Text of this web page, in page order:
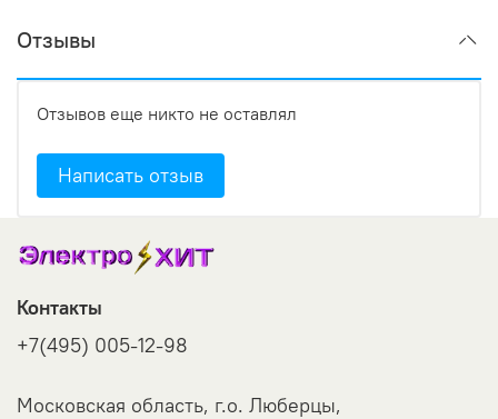
Отзывы
Отзывов еще никто не оставлял
Написать отзыв
Контакты
+7(495) 005-12-98
Московская область, г.о. Люберцы,